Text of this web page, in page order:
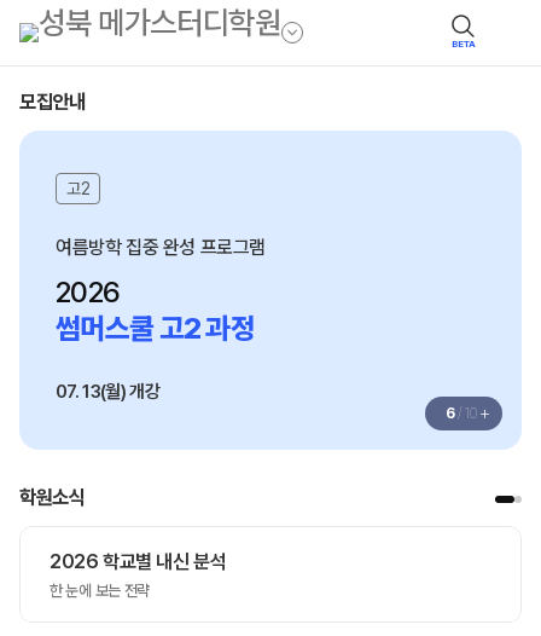
BETA
모집안내
고2
여름방학 집중 완성 프로그램
2026
썸머스쿨 고2 과정
07. 13(월) 개강
6/ 10 +
학원소식
2026 학교별 내신 분석
한 눈에 보는 전략